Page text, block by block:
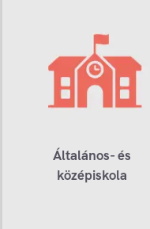
Általános- és
középiskola